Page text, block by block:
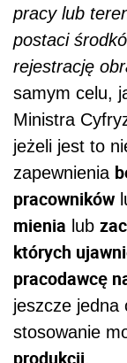
pracy lub
postaci
rejestrację
samym celu,
Ministra
jeżeli jest to
zapewnienia
pracowników
mienia lub
których
pracodawcę
jeszcze jedna
stosowanie
produkcji.